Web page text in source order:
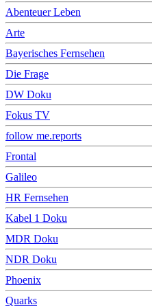
Abenteuer Leben
Arte
Bayerisches Fernsehen
Die Frage
DW Doku
Fokus TV
follow me.reports
Frontal
Galileo
HR Fernsehen
Kabel 1 Doku
MDR Doku
NDR Doku
Phoenix
Quarks